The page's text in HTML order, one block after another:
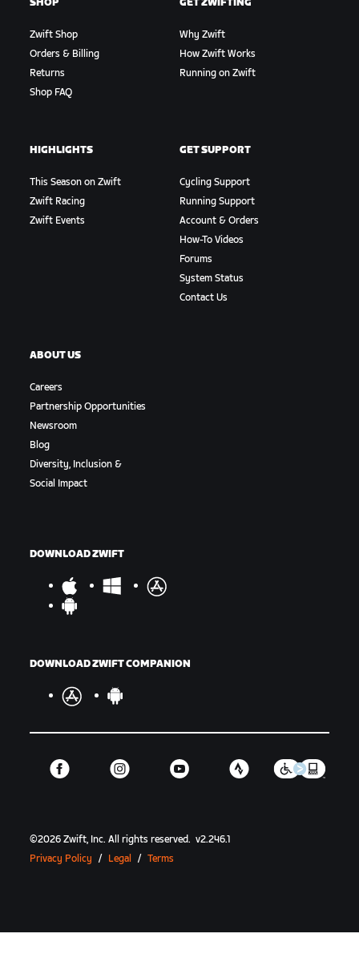
SHOP
Zwift Shop
Orders & Billing
Returns
Shop FAQ
GET ZWIFTING
Why Zwift
How Zwift Works
Running on Zwift
HIGHLIGHTS
This Season on Zwift
Zwift Racing
Zwift Events
GET SUPPORT
Cycling Support
Running Support
Account & Orders
How-To Videos
Forums
System Status
Contact Us
ABOUT US
Careers
Partnership Opportunities
Newsroom
Blog
Diversity, Inclusion &
Social Impact
DOWNLOAD ZWIFT
DOWNLOAD ZWIFT COMPANION
©2026 Zwift, Inc.All rights reserved. v2.246.1
Privacy Policy
/ Legal / Terms